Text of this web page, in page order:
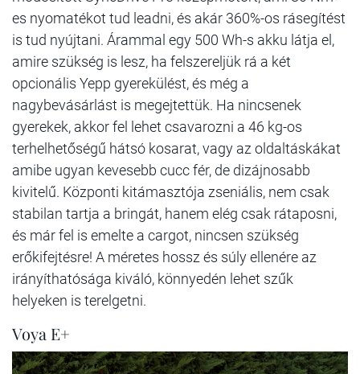
es nyomatékot tud leadni, és akár 360%-os rásegítést
is tud nyújtani. Árammal egy 500 Wh-s akku látja el,
amire szükség is lesz, ha felszereljük rá a két
opcionális Yepp gyerekülést, és még a
nagybevásárlást is megejtettük. Ha nincsenek
gyerekek, akkor fel lehet csavarozni a 46 kg-os
terhelhetőségű hátsó kosarat, vagy az oldaltáskákat
amibe ugyan kevesebb cucc fér, de dizájnosabb
kivitelű. Központi kitámasztója zseniális, nem csak
stabilan tartja a bringát, hanem elég csak rátaposni,
és már fel is emelte a cargot, nincsen szükség
erőkifejtésre! A méretes hossz és súly ellenére az
irányíthatósága kiváló, könnyedén lehet szűk
helyeken is terelgetni.
Voya E+